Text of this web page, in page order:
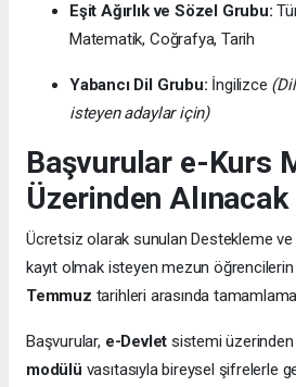
Eşit Ağırlık ve Sözel Grubu:
Matematik, Coğrafya, Tarih
Yabancı Dil Grubu: İngilizce
isteyen adaylar için)
Başvurular e-Kurs
Üzerinden Alınacak
Ücretsiz olarak sunulan Destekleme ve
kayıt olmak isteyen mezun öğrencilerin
Temmuz tarihleri arasında
Başvurular, e-Devlet sistemi üzerinden
modülü vasıtasıyla bireysel şifrelerle